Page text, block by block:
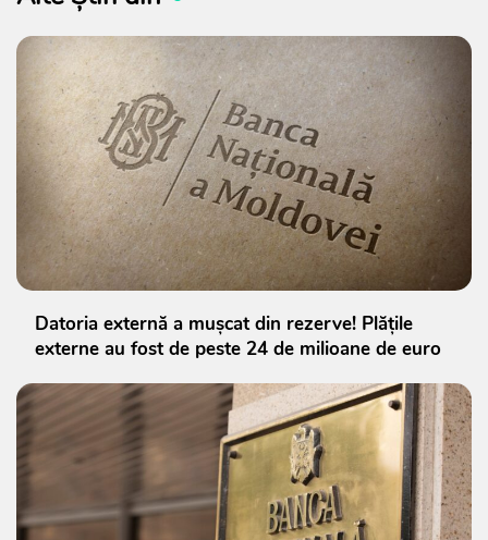
Datoria externă a mușcat din rezerve! Plățile
externe au fost de peste 24 de milioane de euro